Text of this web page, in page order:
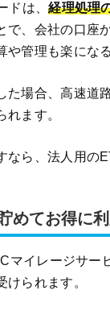
ドは、経理処理
で、会社の口座
や管理も楽にな
た場合、高速道
れます。
なら、法人用の
めてお得に
マイレージサー
けられます。